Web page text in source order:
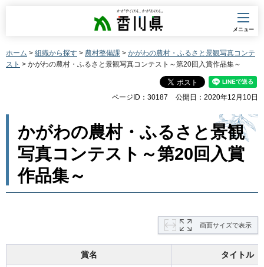
香川県
メニュー
ホーム > 組織から探す > 農村整備課 > かがわの農村・ふるさと景観写真コンテ
スト > かがわの農村・ふるさと景観写真コンテスト～第20回入賞作品集～
ページID：30187 公開日：2020年12月10日
かがわの農村・ふるさと景観
写真コンテスト～第20回入賞
作品集～
画面サイズで表示
賞名 タイトル